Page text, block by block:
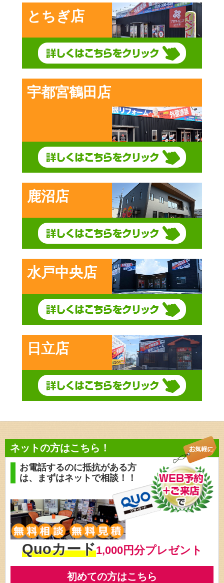
とちぎ店
宇都宮鶴田店
鹿沼店
水戸中央店
日立店
ネットの方はこちら！
お電話するのに抵抗がある方
は、
まずはネットで相談！！
Quoカード1,000円分プレゼント
初めての方はこちら